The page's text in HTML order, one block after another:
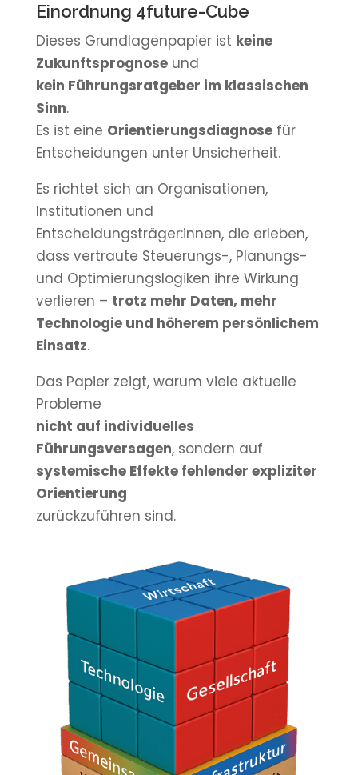
Einordnung 4future-Cube
Dieses Grundlagenpapier ist keine
Zukunftsprognoseund
kein Führungsratgeber im klassischen
Sinn.
Es ist eine Orientierungsdiagnosefür
Entscheidungen unter Unsicherheit.
Es richtet sich an Organisationen,
Institutionen und
Entscheidungsträger:innen, die erleben,
dass vertraute Steuerungs-, Planungs-
und Optimierungslogiken ihre Wirkung
verlieren – trotz mehr Daten, mehr
Technologie und höherem persönlichem
Einsatz.
Das Papier zeigt, warum viele aktuelle
Probleme
nicht auf individuelles
Führungsversagen, sondern auf
systemische Effekte fehlender expliziter
Orientierung
zurückzuführen sind.